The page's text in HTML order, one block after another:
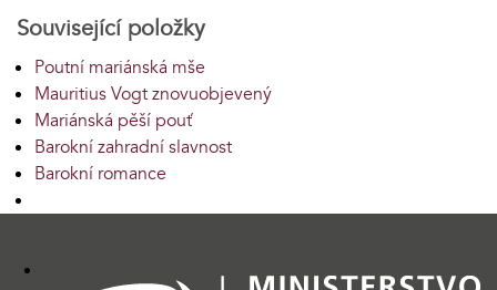
Související položky
Poutní mariánská mše
Mauritius Vogt znovuobjevený
Mariánská pěší pouť
Barokní zahradní slavnost
Barokní romance